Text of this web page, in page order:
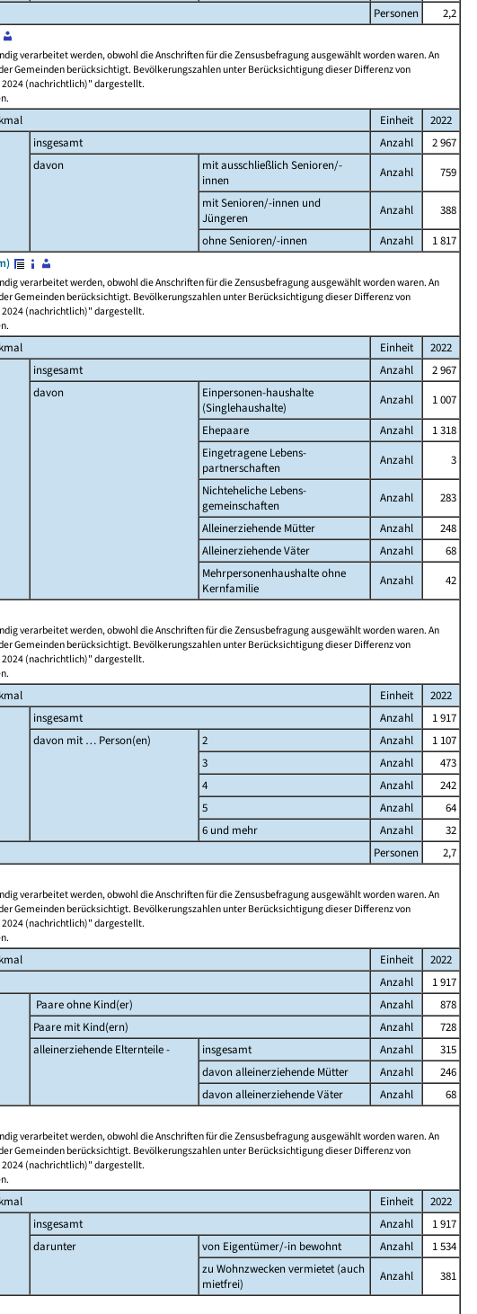
Personen
2,2
verarbeitet werden, obwohl die Anschriften für die Zensusbefragung ausgewählt worden waren. An
Gemeinden berücksichtigt. Bevölkerungszahlen unter Berücksichtigung dieser Differenz von
2024 (nachrichtlich)" dargestellt.
Einheit
2022
insgesamt Anzahl
2 967
davon
mit ausschließlich Senioren/-
innen
Anzahl
759
mit Senioren/-innen und
Jüngeren
Anzahl
388
ohne Senioren/-innen
Anzahl
1 817
verarbeitet werden, obwohl die Anschriften für die Zensusbefragung ausgewählt worden waren. An
Gemeinden berücksichtigt. Bevölkerungszahlen unter Berücksichtigung dieser Differenz von
2024 (nachrichtlich)" dargestellt.
Einheit
2022
insgesamt Anzahl
2 967
davon
Einpersonen-haushalte
(Singlehaushalte)
Anzahl
1 007
Ehepaare
Anzahl
1 318
Eingetragene Lebens-
partnerschaften
Anzahl
3
Nichteheliche Lebens-
gemeinschaften
Anzahl
283
Alleinerziehende Mütter
Anzahl
248
Alleinerziehende Väter
Anzahl
68
Mehrpersonenhaushalte ohne
Kernfamilie
Anzahl
42
verarbeitet werden, obwohl die Anschriften für die Zensusbefragung ausgewählt worden waren. An
Gemeinden berücksichtigt. Bevölkerungszahlen unter Berücksichtigung dieser Differenz von
2024 (nachrichtlich)" dargestellt.
Einheit
2022
insgesamt Anzahl
1 917
davon mit … Person(en)
2 Anzahl
1 107
3
Anzahl
473
4
Anzahl
242
5
Anzahl
64
6 und mehr
Anzahl
32
Personen
2,7
verarbeitet werden, obwohl die Anschriften für die Zensusbefragung ausgewählt worden waren. An
Gemeinden berücksichtigt. Bevölkerungszahlen unter Berücksichtigung dieser Differenz von
2024 (nachrichtlich)" dargestellt.
Einheit
2022
Anzahl
1 917
Paare ohne Kind(er) Anzahl
878
Paare mit Kind(ern)
Anzahl
728
alleinerziehende Elternteile -
insgesamt Anzahl
315
davon alleinerziehende Mütter
Anzahl
246
davon alleinerziehende Väter
Anzahl
68
verarbeitet werden, obwohl die Anschriften für die Zensusbefragung ausgewählt worden waren. An
Gemeinden berücksichtigt. Bevölkerungszahlen unter Berücksichtigung dieser Differenz von
2024 (nachrichtlich)" dargestellt.
Einheit
2022
insgesamt Anzahl
1 917
darunter
von Eigentümer/-in bewohnt Anzahl
1 534
zu Wohnzwecken vermietet (auch
mietfrei)
Anzahl
381